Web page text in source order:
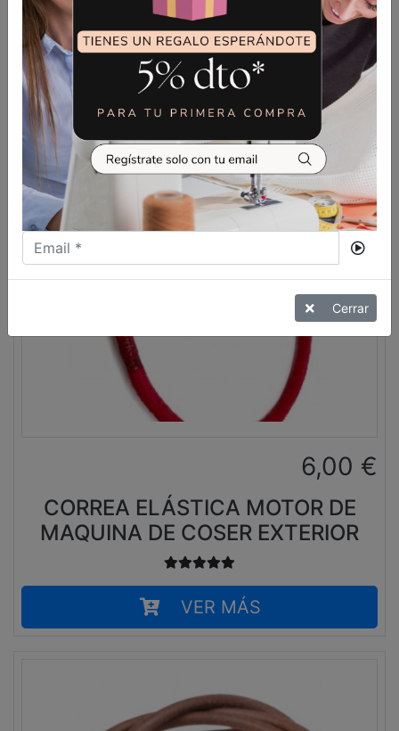
LÁMPARA LED MAGNÉTICA
SIGMA
6,00 €
CORREA ELÁSTICA MOTOR DE
MAQUINA DE COSER EXTERIOR
VER MÁS
Cerrar